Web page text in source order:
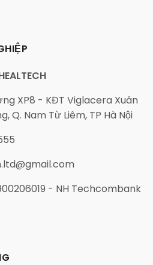
XP8 - KĐT Viglacera Xuân
Q. Nam Từ Liêm, TP Hà Nội
- NH Techcombank